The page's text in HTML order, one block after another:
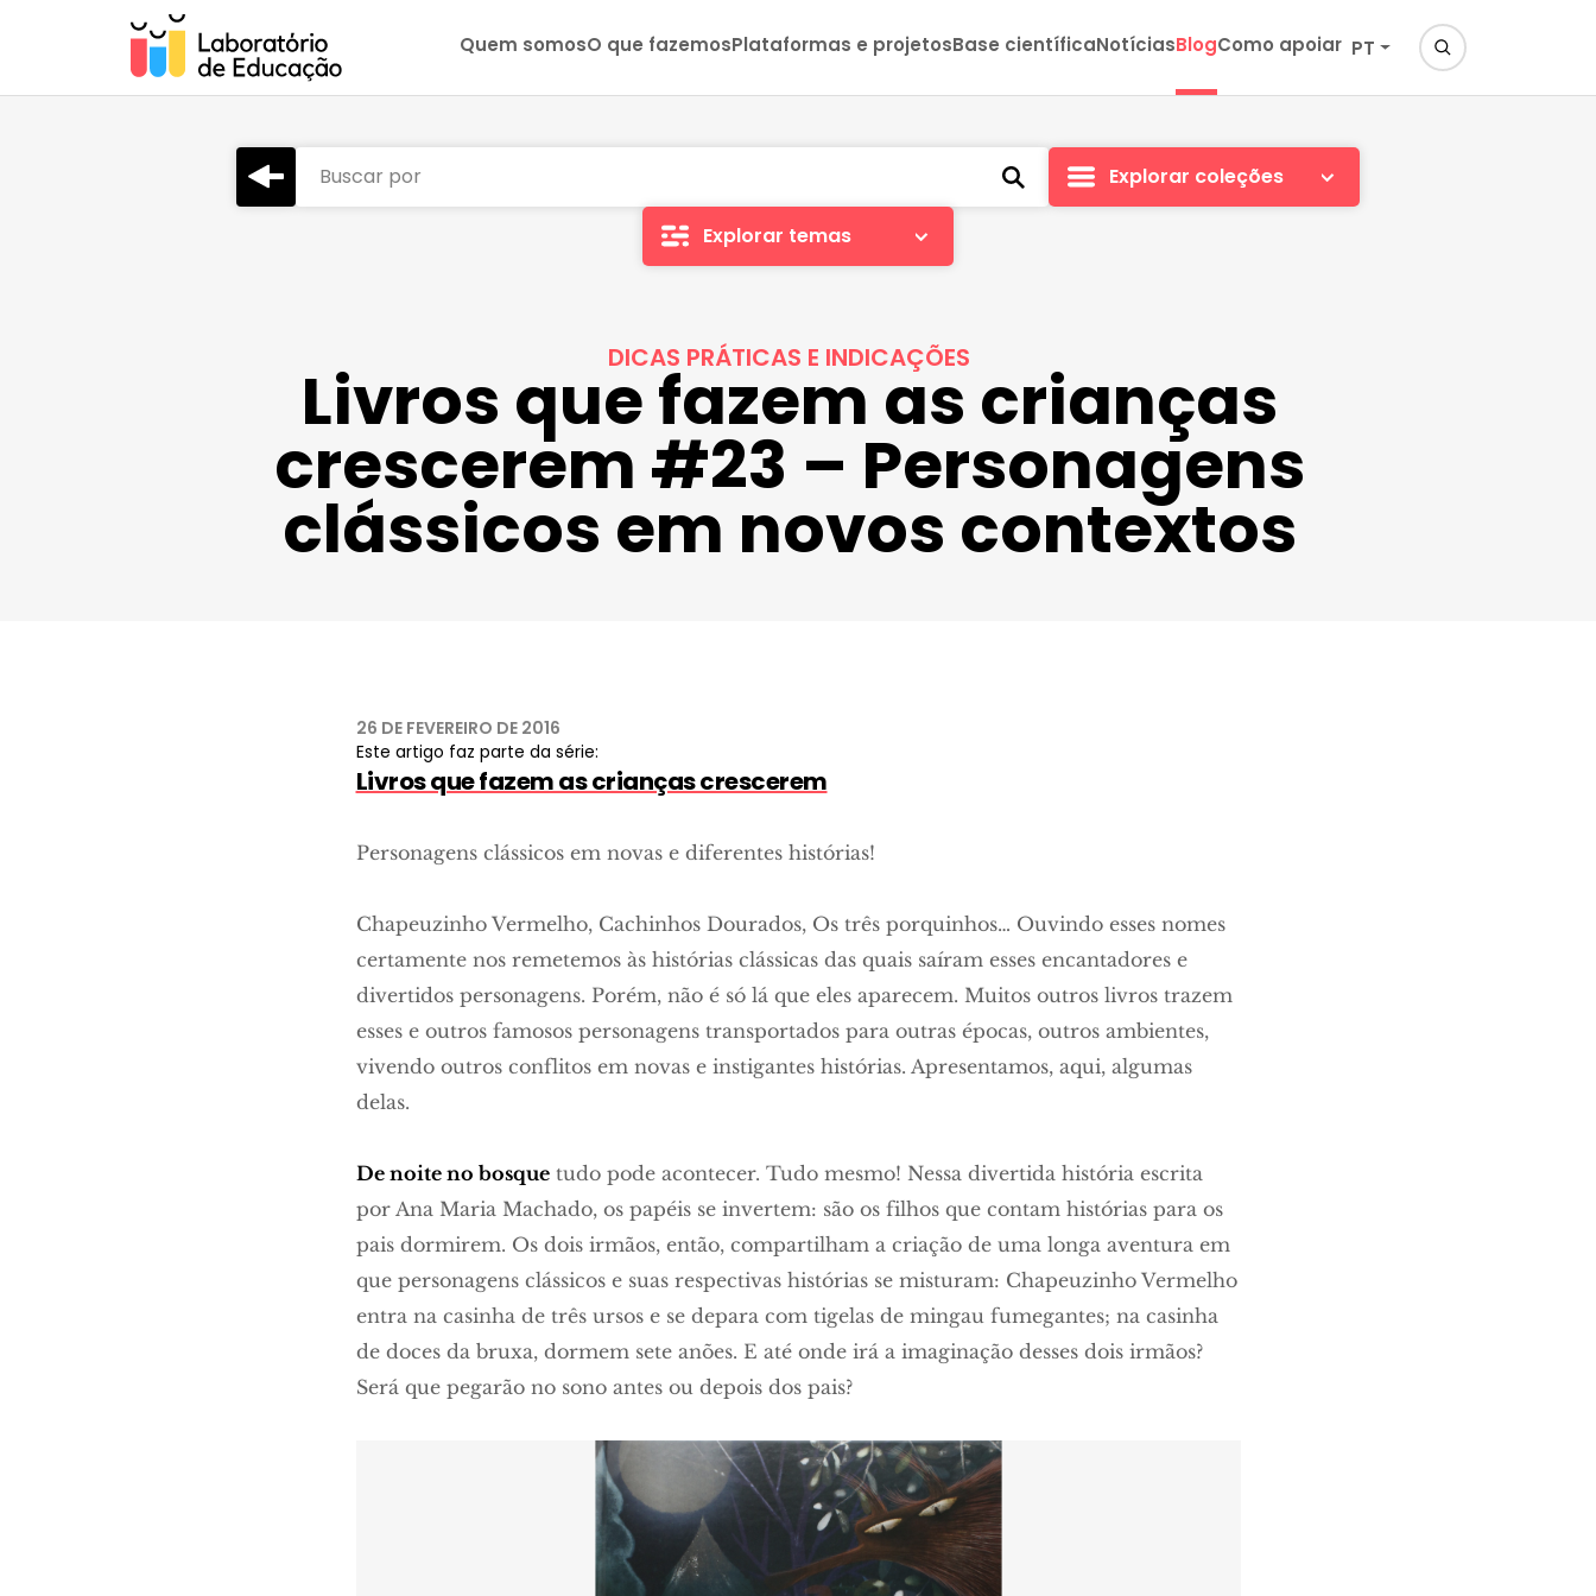
Quem somosO que fazemosPlataformas e projetosBase científicaNotíciasBlogComo apoiar PT
Buscar por Explorar coleções
Explorar temas
DICAS PRÁTICAS E INDICAÇÕES
Livros que fazem as crianças
crescerem #23 – Personagens
clássicos em novos contextos
26 DE FEVEREIRO DE 2016
Este artigo faz parte da série:
Livros que fazem as crianças crescerem
Personagens clássicos em novas e diferentes histórias!
Chapeuzinho Vermelho, Cachinhos Dourados, Os três porquinhos… Ouvindo esses nomes
certamente nos remetemos às histórias clássicas das quais saíram esses encantadores e
divertidos personagens. Porém, não é só lá que eles aparecem. Muitos outros livros trazem
esses e outros famosos personagens transportados para outras épocas, outros ambientes,
vivendo outros conflitos em novas e instigantes histórias. Apresentamos, aqui, algumas
delas.
De noite no bosquetudo pode acontecer. Tudo mesmo! Nessa divertida história escrita
por Ana Maria Machado, os papéis se invertem: são os filhos que contam histórias para os
pais dormirem. Os dois irmãos, então, compartilham a criação de uma longa aventura em
que personagens clássicos e suas respectivas histórias se misturam: Chapeuzinho Vermelho
entra na casinha de três ursos e se depara com tigelas de mingau fumegantes; na casinha
de doces da bruxa, dormem sete anões. E até onde irá a imaginação desses dois irmãos?
Será que pegarão no sono antes ou depois dos pais?